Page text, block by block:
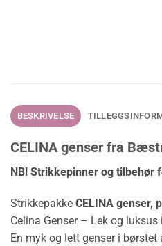
BESKRIVELSE
CELINA genser fra
NB! Strikkepinner og
Strikkepakke CELINA genser,
Celina Genser – Lek og luksus
En myk og lett genser i